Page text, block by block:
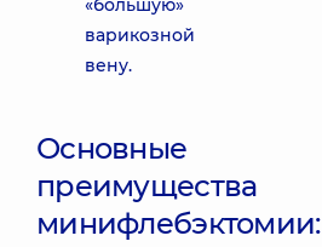
«большую»
варикозной
вену.
Основные
преимущества
минифлебэктомии: